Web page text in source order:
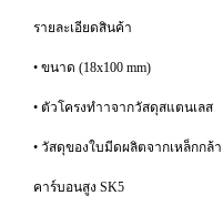
รายละเอียดสินค้า
• ขนาด (18x100 mm)
• ตัวโครงทำาจากวัสดุสแตนเลส
• วัสดุของใบมีดผลิตจากเหล็กกล้า
คาร์บอนสูง SK5